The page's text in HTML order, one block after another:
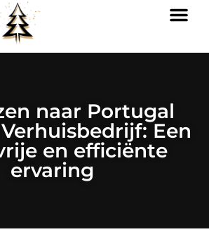
naar Portugal
Een
en efficiënte
ervaring